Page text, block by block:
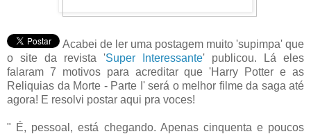
Acabei de ler uma postagem muito 'supimpa' que
o site da revista 'Super Interessante' publicou. Lá eles
falaram 7 motivos para acreditar que 'Harry Potter e as
Reliquias da Morte - Parte I' será o melhor filme da saga até
agora! E resolvi postar aqui pra voces!
" É, pessoal, está chegando. Apenas cinquenta e poucos